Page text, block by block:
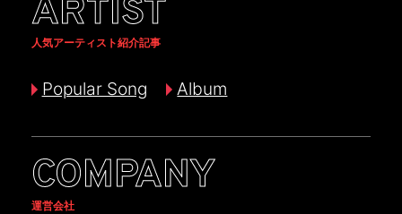
ARTIST
人気アーティスト紹介記事
Popular Song Album
COMPANY
運営会社